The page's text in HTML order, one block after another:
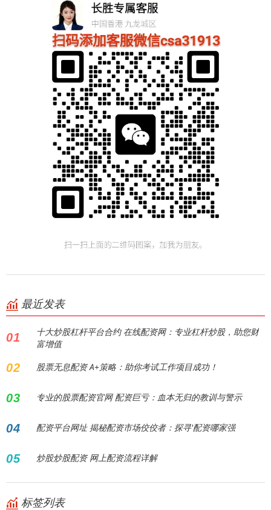
最近发表
01
十大炒股杠杆平台合约 在线配资网：专业杠杆炒股，助您财
富增值
02 股票无息配资 A+策略：助你考试工作项目成功！
03 专业的股票配资官网 配资巨亏：血本无归的教训与警示
04 配资平台网址 揭秘配资市场佼佼者：探寻'配资哪家强
05 炒股炒股配资 网上配资流程详解
标签列表